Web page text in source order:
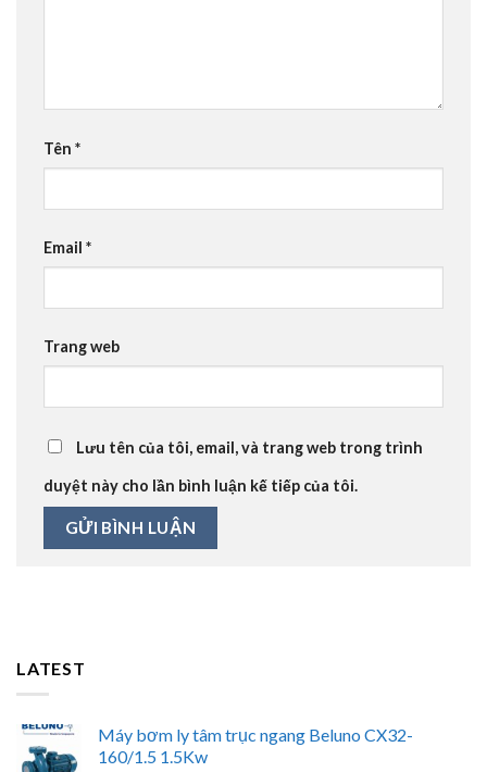
Tên *
Email *
Trang web
Lưu tên của tôi, email, và trang web trong trình
duyệt này cho lần bình luận kế tiếp của tôi.
LATEST
Máy bơm ly tâm trục ngang Beluno CX32-
160/1.5 1.5Kw